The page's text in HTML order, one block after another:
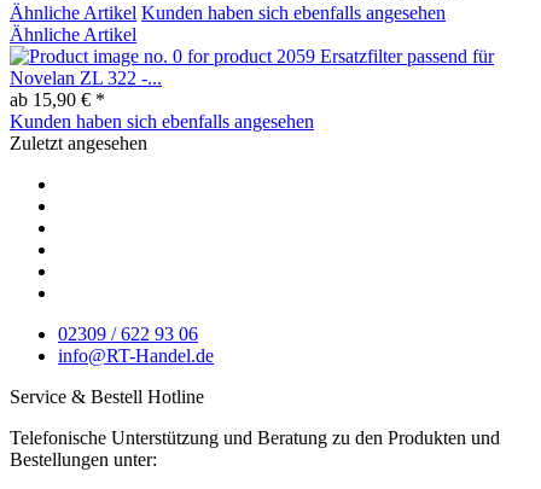
Ähnliche Artikel Kunden haben sich ebenfalls angesehen
Ähnliche Artikel
Ersatzfilter passend für
Novelan ZL 322 -...
ab 15,90 € *
Kunden haben sich ebenfalls angesehen
Zuletzt angesehen
02309 / 622 93 06
info@RT-Handel.de
Service & Bestell Hotline
Telefonische Unterstützung und Beratung zu den Produkten und
Bestellungen unter: